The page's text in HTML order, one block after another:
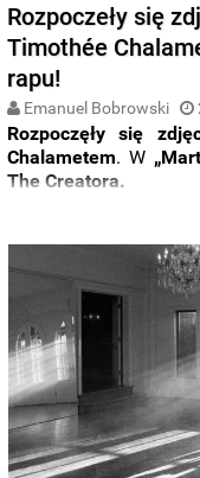
Rozpoczeły się
Timothée
rapu!
Emanuel Bobrowski
Rozpoczęły się
Chalametem. W
The Creatora.